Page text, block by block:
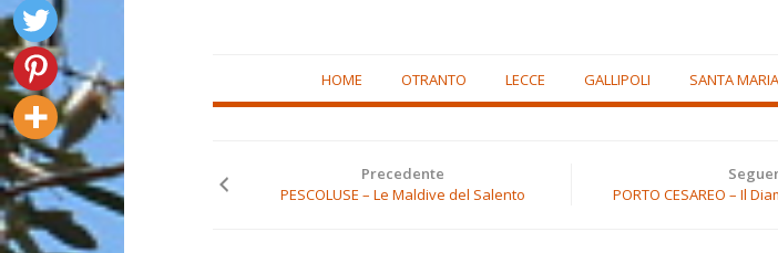
content
HOME OTRANTO LECCE GALLIPOLI SANTA
Precedente
PESCOLUSE – Le Maldive del Salento
PORTO CESAREO – Il